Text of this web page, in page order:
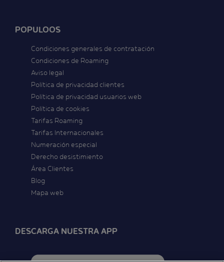
POPULOOS
Condiciones generales de contratación
Condiciones de Roaming
Aviso legal
Política de privacidad clientes
Política de privacidad usuarios web
Política de cookies
Tarifas Roaming
Tarifas Internacionales
Numeración especial
Derecho desistimiento
Área Clientes
Blog
Mapa web
DESCARGA NUESTRA APP